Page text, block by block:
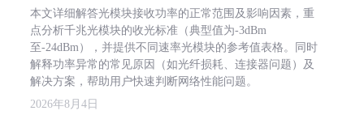
本文详细解答光模块接收功率的正常范围及影响因素，重
点分析千兆光模块的收光标准（典型值为-3dBm
至-24dBm），并提供不同速率光模块的参考值表格。同时
解释功率异常的常见原因（如光纤损耗、连接器问题）及
解决方案，帮助用户快速判断网络性能问题。
2026年8月4日